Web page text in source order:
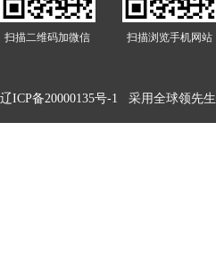
扫描二维码加微信 扫描浏览手机网站
辽ICP备20000135号-1 采用全球领先